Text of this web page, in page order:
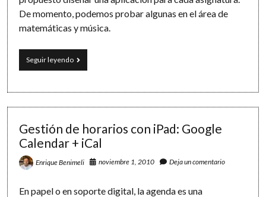
De momento, podemos probar algunas en el área de
matemáticas y música.
Seguir leyendoUn
buscador
respuestas
asignatura:
Wolfram|Alpha
Gestión de horarios con iPad: Google
Calendar + iCal
Enrique Benimeli noviembre 1, 2010 Deja un comentario
En papel o en soporte digital, la agenda es una